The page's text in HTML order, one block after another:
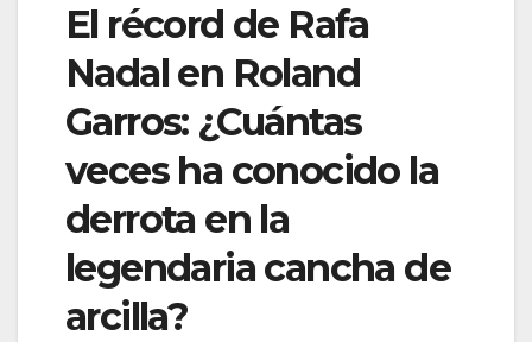
El récord de Rafa
Nadal en Roland
Garros: ¿Cuántas
veces ha conocido la
derrota en la
legendaria cancha de
arcilla?